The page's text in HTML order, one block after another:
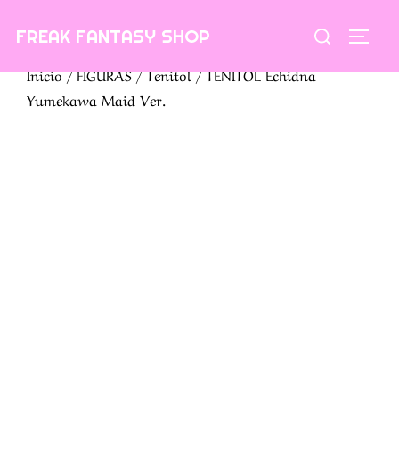
FREAK FANTASY SHOP Buscar:
Inicio/FIGURAS/Tenitol/ TENITOL Echidna
Yumekawa Maid Ver.